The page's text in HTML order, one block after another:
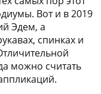
Вот и в 2019
Эдем, а
спинках и
можно считать